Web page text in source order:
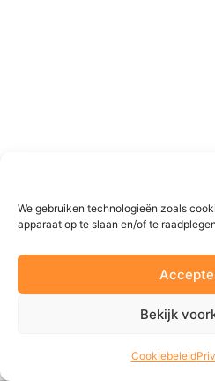
We gebruiken technologieën zoals
apparaat op te slaan en/of te
Bekijk
Cookiebeleid